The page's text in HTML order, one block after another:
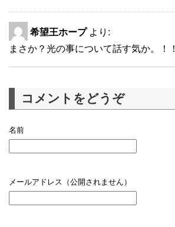
希望王ホープ より:
まさか？光の事について話す気か。！！
コメントをどうぞ
名前
メールアドレス（公開されません）